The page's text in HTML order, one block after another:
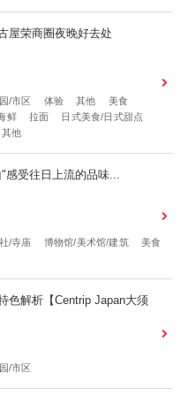
屋荣商圈夜晚好去处
/市区 体验 其他
美食
鲜 拉面
日式美食/日式甜点
其他
感受往日上流的品味...
/寺庙 博物馆/美术馆/建筑
美食
色解析【Centrip Japan大须
/市区